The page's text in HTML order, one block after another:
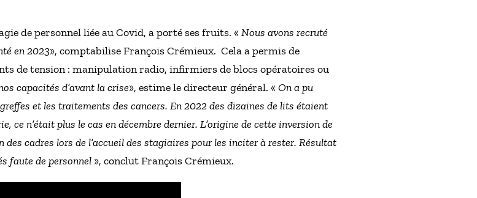
de personnel liée au Covid, a porté ses fruits. « Nous avons recruté
en 2023», comptabilise François Crémieux. Cela a permis de
de tension : manipulation radio, infirmiers de blocs opératoires ou
capacités d’avant la crise», estime le directeur général. « On a pu
et les traitements des cancers. En 2022 des dizaines de lits étaient
ce n’était plus le cas en décembre dernier. L’origine de cette inversion de
cadres lors de l’accueil des stagiaires pour les inciter à rester. Résultat
faute de personnel », conclut François Crémieux.